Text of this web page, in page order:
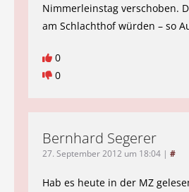
Nimmerleinstag verschoben.
am Schlachthof würden – so
0
0
Bernhard Segerer
27. September 2012 um 18:04 | #
Hab es heute in der MZ